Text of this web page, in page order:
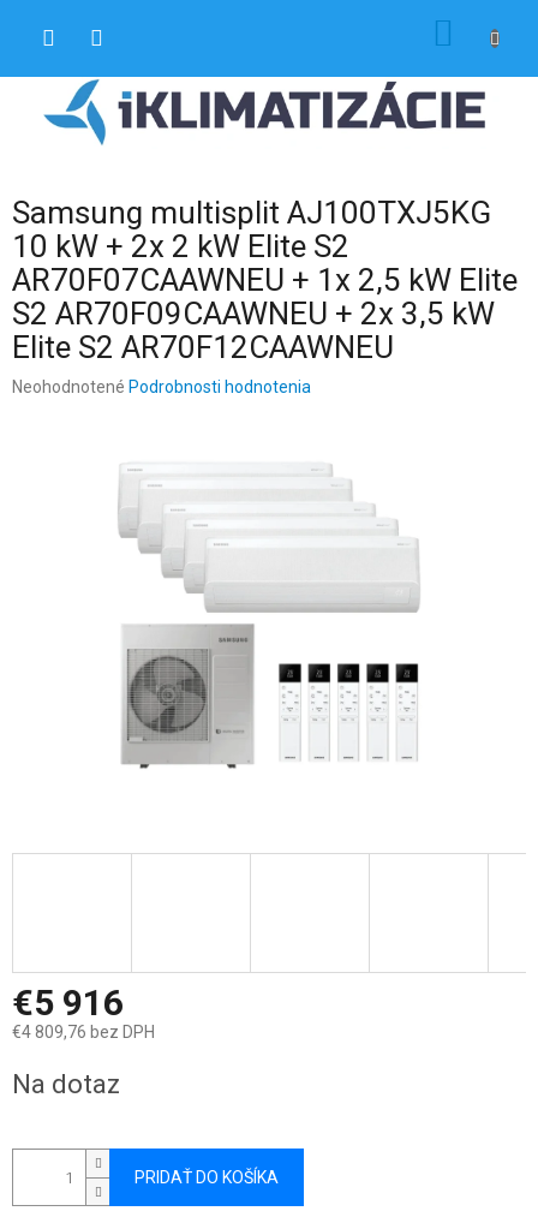
Samsung multisplit AJ100TXJ5KG
10 kW + 2x 2 kW Elite S2
AR70F07CAAWNEU + 1x 2,5 kW Elite
S2 AR70F09CAAWNEU + 2x 3,5 kW
Elite S2 AR70F12CAAWNEU
Priemerné
Neohodnotené Podrobnosti hodnotenia
€5 916
€4 809,76 bez DPH
cena:
Na dotaz
PRIDAŤ DO KOŠÍKA